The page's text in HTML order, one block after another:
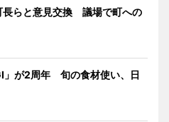
長らと意見交換 議場で町への
」が2周年 旬の食材使い、日